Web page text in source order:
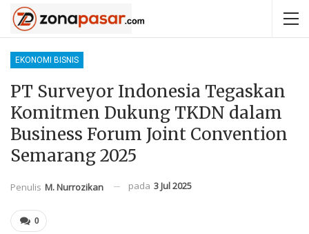
EKONOMI BISNIS
PT Surveyor Indonesia Tegaskan
Komitmen Dukung TKDN dalam
Business Forum Joint Convention
Semarang 2025
Penulis M. Nurrozikan pada 3 Jul 2025
0